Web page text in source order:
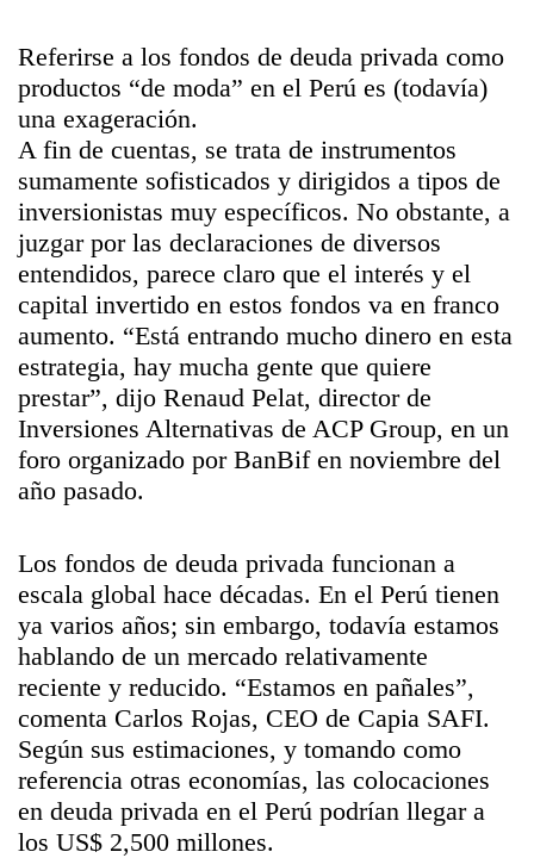
Referirse a los fondos de deuda privada como
productos “de moda” en el Perú es (todavía)
una exageración.
A fin de cuentas, se trata de instrumentos
sumamente sofisticados y dirigidos a tipos de
inversionistas muy específicos. No obstante, a
juzgar por las declaraciones de diversos
entendidos, parece claro que el interés y el
capital invertido en estos fondos va en franco
aumento. “Está entrando mucho dinero en esta
estrategia, hay mucha gente que quiere
prestar”, dijo Renaud Pelat, director de
Inversiones Alternativas de ACP Group, en un
foro organizado por BanBif en noviembre del
año pasado.
Los fondos de deuda privada funcionan a
escala global hace décadas. En el Perú tienen
ya varios años; sin embargo, todavía estamos
hablando de un mercado relativamente
reciente y reducido. “Estamos en pañales”,
comenta Carlos Rojas, CEO de Capia SAFI.
Según sus estimaciones, y tomando como
referencia otras economías, las colocaciones
en deuda privada en el Perú podrían llegar a
los US$ 2,500 millones.